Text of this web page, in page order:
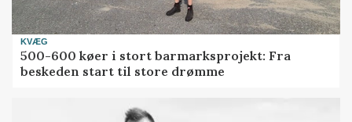
KVÆG
500-600 køer i stort barmarksprojekt: Fra
beskeden start til store drømme